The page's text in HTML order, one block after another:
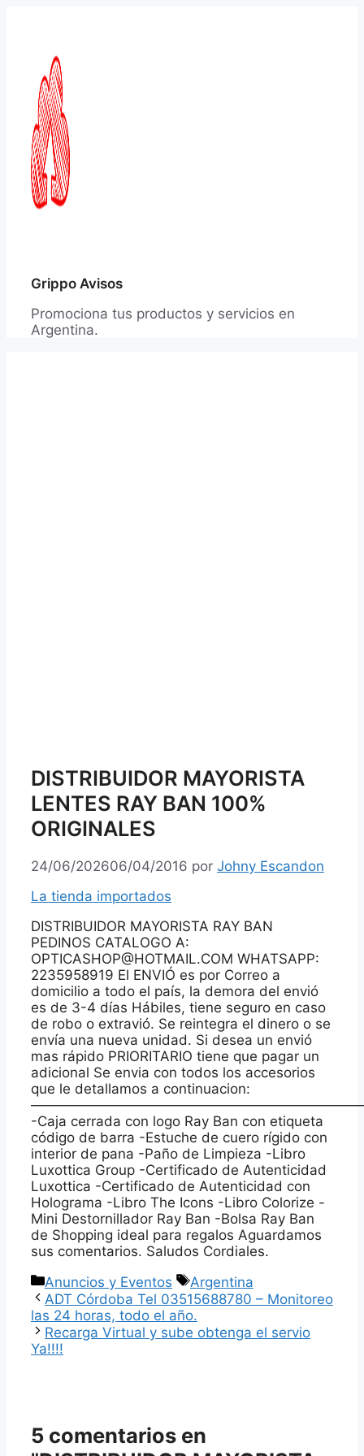
Grippo Avisos
Promociona tus productos y servicios en
Argentina.
DISTRIBUIDOR MAYORISTA
LENTES RAY BAN 100%
ORIGINALES
24/06/202606/04/2016 por Johny Escandon
La tienda importados
DISTRIBUIDOR MAYORISTA RAY BAN
PEDINOS CATALOGO A:
OPTICASHOP@HOTMAIL.COM WHATSAPP:
2235958919 El ENVIÓ es por Correo a
domicilio a todo el país, la demora del envió
es de 3-4 días Hábiles, tiene seguro en caso
de robo o extravió. Se reintegra el dinero o se
envía una nueva unidad. Si desea un envió
mas rápido PRIORITARIO tiene que pagar un
adicional Se envia con todos los accesorios
que le detallamos a continuacion:
-Caja cerrada con logo Ray Ban con etiqueta
código de barra -Estuche de cuero rígido con
interior de pana -Paño de Limpieza -Libro
Luxottica Group -Certificado de Autenticidad
Luxottica -Certificado de Autenticidad con
Holograma -Libro The Icons -Libro Colorize -
Mini Destornillador Ray Ban -Bolsa Ray Ban
de Shopping ideal para regalos Aguardamos
sus comentarios. Saludos Cordiales.
Categorías
Anuncios y Eventos Etiquetas
Argentina
ADT Córdoba Tel 03515688780 – Monitoreo
las 24 horas, todo el año.
Recarga Virtual y sube obtenga el servio
Ya!!!!
5 comentarios en